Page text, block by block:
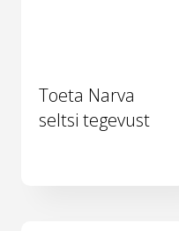
Toeta Narva
seltsi tegevust